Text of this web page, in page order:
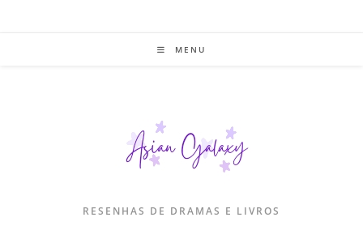
MENU
RESENHAS DE DRAMAS E LIVROS